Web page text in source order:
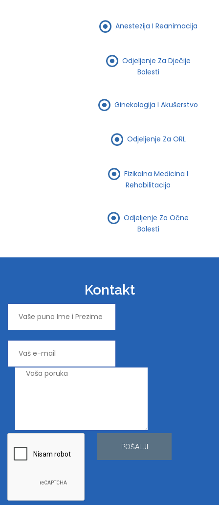
Anestezija I Reanimacija
Odjeljenje Za Dječije
Bolesti
Ginekologija I Akušerstvo
Odjeljenje Za ORL
Fizikalna Medicina I
Rehabilitacija
Odjeljenje Za Očne
Bolesti
Kontakt
POŠALJI